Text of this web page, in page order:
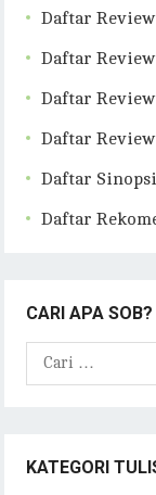
Daftar
Daftar
Daftar
Daftar
Daftar
Daftar
CARI APA
Cari
KATEGORI